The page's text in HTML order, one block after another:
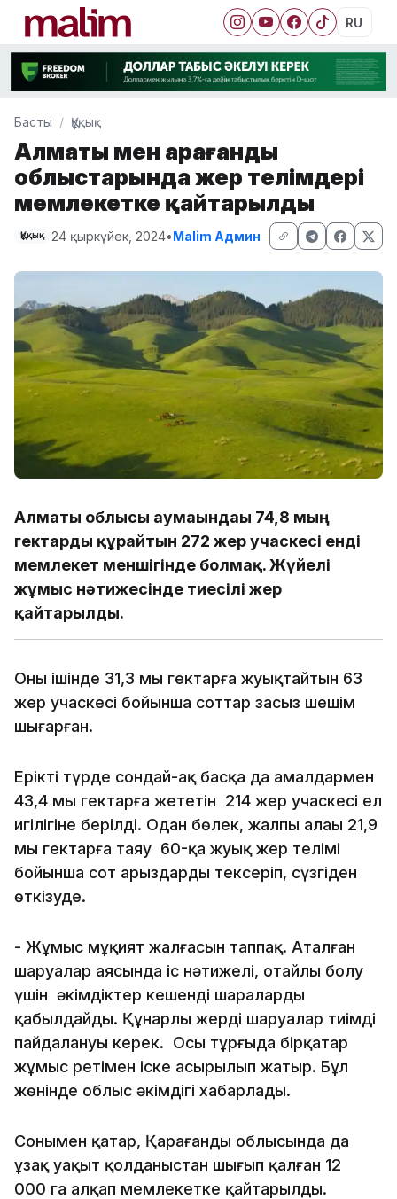
RU
Басты Құқық
Алматы мен Қарағанды
облыстарында жер телімдері
мемлекетке қайтарылды
Құқық 24 қыркүйек, 2024•Malim Админ
Алматы облысы аумағындағы 74,8 мың
гектарды құрайтын 272 жер учаскесі енді
мемлекет меншігінде болмақ. Жүйелі
жұмыс нәтижесінде тиесілі жер
қайтарылды.
Оның ішінде 31,3 мың гектарға жуықтайтын 63
жер учаскесі бойынша соттар заңсыз шешім
шығарған.
Ерікті түрде сондай-ақ басқа да амалдармен
43,4 мың гектарға жететін 214 жер учаскесі ел
игілігіне берілді. Одан бөлек, жалпы алаңы 21,9
мың гектарға таяу 60-қа жуық жер телімі
бойынша сот арыздарды тексеріп, сүзгіден
өткізуде.
- Жұмыс мұқият жалғасын таппақ. Аталған
шаруалар аясында іс нәтижелі, оңтайлы болу
үшін әкімдіктер кешенді шараларды
қабылдайды. Құнарлы жерді шаруалар тиімді
пайдалануы керек. Осы тұрғыда бірқатар
жұмыс ретімен іске асырылып жатыр. Бұл
жөнінде облыс әкімдігі хабарлады.
Сонымен қатар, Қарағанды облысында да
ұзақ уақыт қолданыстан шығып қалған 12
000 га алқап мемлекетке қайтарылды.